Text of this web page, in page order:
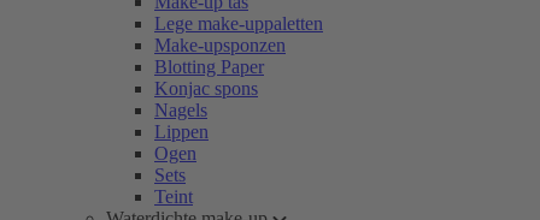
Lege make-uppaletten
Make-upsponzen
Blotting Paper
Konjac spons
Nagels
Lippen
Ogen
Sets
Teint